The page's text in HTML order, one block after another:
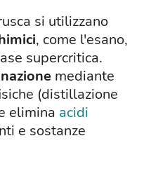
si utilizzano
, come l'esano,
supercritica.
mediante
(distillazione
elimina acidi
e sostanze